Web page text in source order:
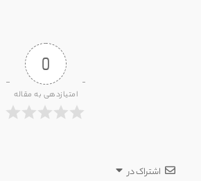
0
امتیازدهی به مقاله
اشتراک در